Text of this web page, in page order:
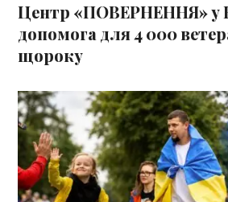
Центр «ПОВЕРНЕННЯ» у
допомога для 4 000
щороку